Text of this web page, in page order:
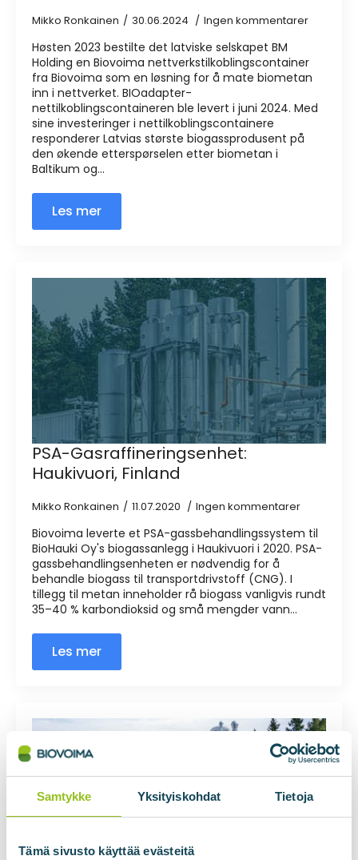
Samtykke Yksityiskohdat Tietoja
Tämä sivusto käyttää evästeitä
Mikko Ronkainen 30.06.2024 Ingen kommentarer
Høsten 2023 bestilte det latviske selskapet BM
Holding en Biovoima nettverkstilkoblingscontainer
fra Biovoima som en løsning for å mate biometan
inn i nettverket. BIOadapter-
nettilkoblingscontaineren ble levert i juni 2024. Med
sine investeringer i nettilkoblingscontainere
responderer Latvias største biogassprodusent på
den økende etterspørselen etter biometan i
Baltikum og...
Les mer
PSA-Gasraffineringsenhet:
Haukivuori, Finland
Mikko Ronkainen 11.07.2020 Ingen kommentarer
Biovoima leverte et PSA-gassbehandlingssystem til
BioHauki Oy's biogassanlegg i Haukivuori i 2020. PSA-
gassbehandlingsenheten er nødvendig for å
behandle biogass til transportdrivstoff (CNG). I
tillegg til metan inneholder rå biogass vanligvis rundt
35–40 % karbondioksid og små mengder vann...
Les mer